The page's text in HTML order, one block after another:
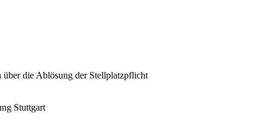
über die Ablösung der Stellplatzpflicht
Stuttgart